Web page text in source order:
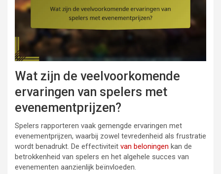
Wat zijn de veelvoorkomende
ervaringen van spelers met
evenementprijzen?
Spelers rapporteren vaak gemengde ervaringen met
evenementprijzen, waarbij zowel tevredenheid als frustratie
wordt benadrukt. De effectiviteit van beloningen kan de
betrokkenheid van spelers en het algehele succes van
evenementen aanzienlijk beïnvloeden.